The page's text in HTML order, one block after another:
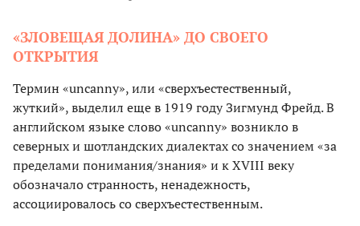
«ЗЛОВЕЩАЯ ДОЛИНА» ДО СВОЕГО
ОТКРЫТИЯ
Термин «uncanny», или «сверхъестественный,
жуткий», выделил еще в 1919 году Зигмунд Фрейд. В
английском языке слово «uncanny» возникло в
северных и шотландских диалектах со значением «за
пределами понимания/знания» и к XVIII веку
обозначало странность, ненадежность,
ассоциировалось со сверхъестественным.